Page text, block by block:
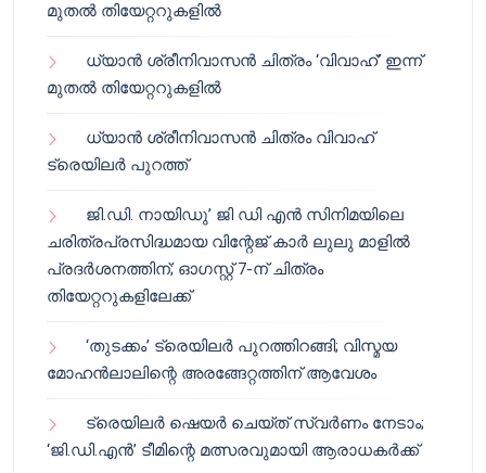
മുതൽ തിയേറ്ററുകളിൽ
ധ്യാൻ ശ്രീനിവാസൻ ചിത്രം ‘വിവാഹ്’ ഇന്ന്
മുതൽ തിയേറ്ററുകളിൽ
ധ്യാൻ ശ്രീനിവാസൻ ചിത്രം വിവാഹ്
ട്രെയിലർ പുറത്ത്
ജി.ഡി. നായിഡു’ ജി ഡി എൻ സിനിമയിലെ
ചരിത്രപ്രസിദ്ധമായ വിന്റേജ് കാർ ലുലു മാളിൽ
പ്രദർശനത്തിന്; ഓഗസ്റ്റ് 7-ന് ചിത്രം
തിയേറ്ററുകളിലേക്ക്
‘തുടക്കം’ ട്രെയിലർ പുറത്തിറങ്ങി; വിസ്മയ
മോഹൻലാലിന്റെ അരങ്ങേറ്റത്തിന് ആവേശം
ട്രെയിലർ ഷെയർ ചെയ്‌ത് സ്വർണം നേടാം;
‘ജി.ഡി.എൻ’ ടീമിന്റെ മത്സരവുമായി ആരാധകർക്ക്